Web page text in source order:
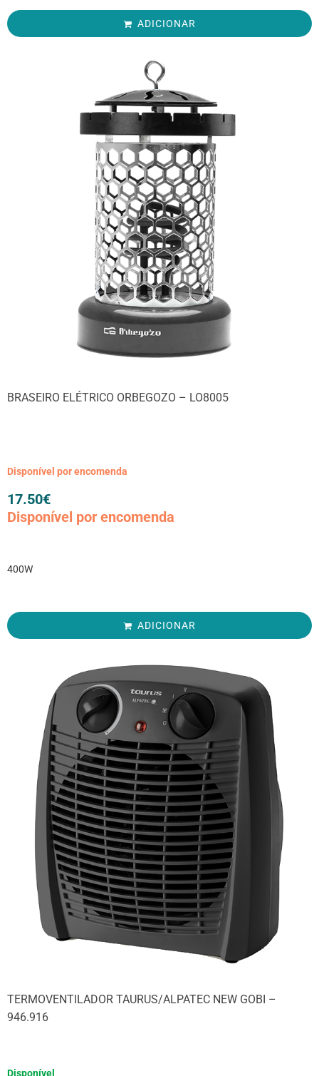
ADICIONAR
BRASEIRO ELÉTRICO ORBEGOZO – LO8005
Disponível por encomenda
17.50€
Disponível por encomenda
400W
ADICIONAR
TERMOVENTILADOR TAURUS/ALPATEC NEW GOBI –
946.916
Disponível